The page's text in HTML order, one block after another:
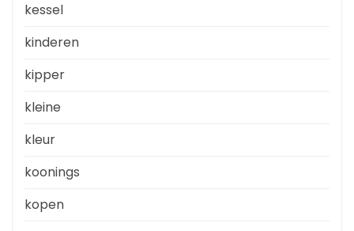
kessel
kinderen
kipper
kleine
kleur
koonings
kopen